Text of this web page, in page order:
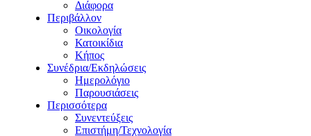
Διάφορα
Περιβάλλον
Οικολογία
Κατοικίδια
Κήπος
Συνέδρια/Εκδηλώσεις
Ημερολόγιο
Παρουσιάσεις
Περισσότερα
Συνεντεύξεις
Επιστήμη/Τεχνολογία